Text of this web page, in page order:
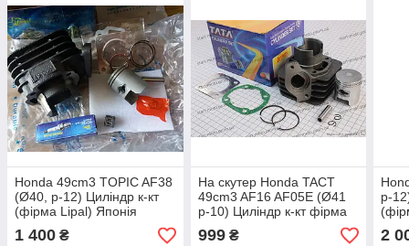
Honda 49cm3 TOPIC AF38
(Ø40, p-12) Циліндр к-кт
(фірма Lipal) Японія
1 400 ₴
На скутер Honda TACT
49cm3 AF16 AF05E (Ø41
p-10) Циліндр к-кт фірма
(TATA) Тайвань
999₴
p-
2